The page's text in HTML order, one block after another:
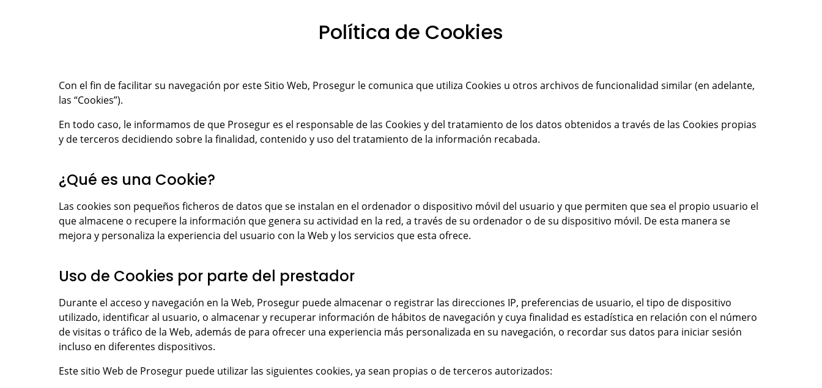
Política de Cookies
Con el fin de facilitar su navegación por este Sitio Web, Prosegur le comunica que utiliza Cookies u otros archivos de funcionalidad similar (en adelante,
las “Cookies”).
En todo caso, le informamos de que Prosegur es el responsable de las Cookies y del tratamiento de los datos obtenidos a través de las Cookies propias
y de terceros decidiendo sobre la finalidad, contenido y uso del tratamiento de la información recabada.
¿Qué es una Cookie?
Las cookies son pequeños ficheros de datos que se instalan en el ordenador o dispositivo móvil del usuario y que permiten que sea el propio usuario el
que almacene o recupere la información que genera su actividad en la red, a través de su ordenador o de su dispositivo móvil. De esta manera se
mejora y personaliza la experiencia del usuario con la Web y los servicios que esta ofrece.
Uso de Cookies por parte del prestador
Durante el acceso y navegación en la Web, Prosegur puede almacenar o registrar las direcciones IP, preferencias de usuario, el tipo de dispositivo
utilizado, identificar al usuario, o almacenar y recuperar información de hábitos de navegación y cuya finalidad es estadística en relación con el número
de visitas o tráfico de la Web, además de para ofrecer una experiencia más personalizada en su navegación, o recordar sus datos para iniciar sesión
incluso en diferentes dispositivos.
Este sitio Web de Prosegur puede utilizar las siguientes cookies, ya sean propias o de terceros autorizados: